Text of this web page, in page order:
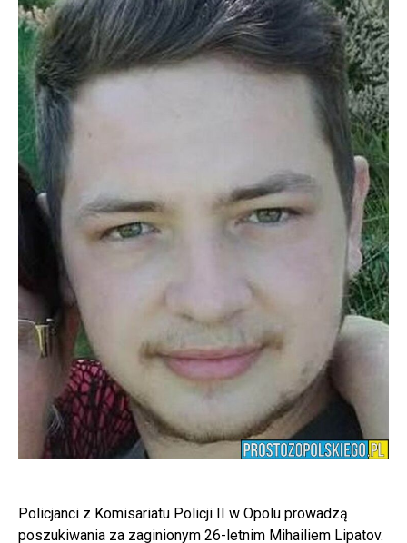
Policjanci z Komisariatu Policji II w Opolu prowadzą
poszukiwania za zaginionym 26-letnim Mihailiem Lipatov.